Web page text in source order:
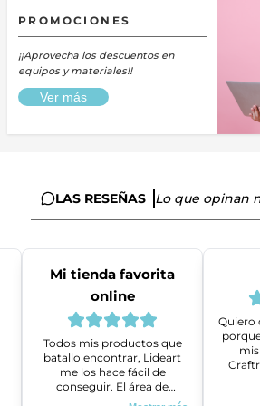
PROMOCIONES
¡¡Aprovecha los descuentos en
equipos y materiales!!
Ver más
LAS RESEÑAS Lo que opinan
Mi tienda favorita
online
Todos mis productos que
batallo encontrar, Lideart
me los hace fácil de
conseguir. El área de
ventas es super amable y
Quiero